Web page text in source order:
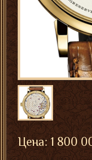
Цена:1 800